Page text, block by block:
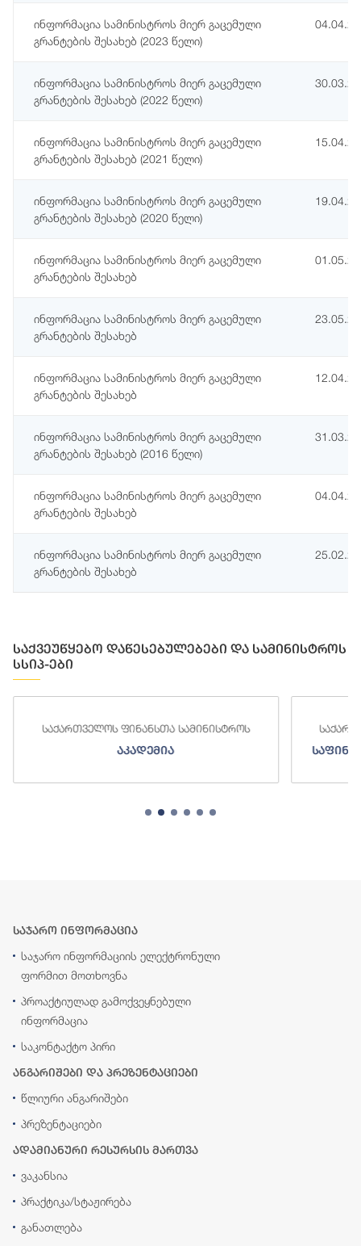
ინფორმაცია სამინისტროს მიერ გაცემული
გრანტების შესახებ (2023 წელი)
ინფორმაცია სამინისტროს მიერ გაცემული
გრანტების შესახებ (2022 წელი)
ინფორმაცია სამინისტროს მიერ გაცემული
გრანტების შესახებ (2021 წელი)
ინფორმაცია სამინისტროს მიერ გაცემული
გრანტების შესახებ (2020 წელი)
ინფორმაცია სამინისტროს მიერ გაცემული
გრანტების შესახებ
ინფორმაცია სამინისტროს მიერ გაცემული
გრანტების შესახებ
ინფორმაცია სამინისტროს მიერ გაცემული
გრანტების შესახებ
ინფორმაცია სამინისტროს მიერ გაცემული
გრანტების შესახებ (2016 წელი)
ინფორმაცია სამინისტროს მიერ გაცემული
გრანტების შესახებ
ინფორმაცია სამინისტროს მიერ გაცემული
გრანტების შესახებ
საქვეუწყებო დაწესებულებები და სამინისტროს
სსიპ-ები
საქართველოს ფინანსთა სამინისტროს
აკადემია
საჯარო ინფორმაცია
საჯარო ინფორმაციის ელექტრონული
ფორმით მოთხოვნა
პროაქტიულად გამოქვეყნებული
ინფორმაცია
საკონტაქტო პირი
ანგარიშები და პრეზენტაციები
წლიური ანგარიშები
პრეზენტაციები
ადამიანური რესურსის მართვა
ვაკანსია
პრაქტიკა/სტაჟირება
განათლება